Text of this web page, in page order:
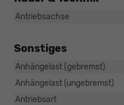
Antriebsachse
Sonstiges
Anhängelast (gebremst)
Anhängelast (ungebremst)
Antriebsart